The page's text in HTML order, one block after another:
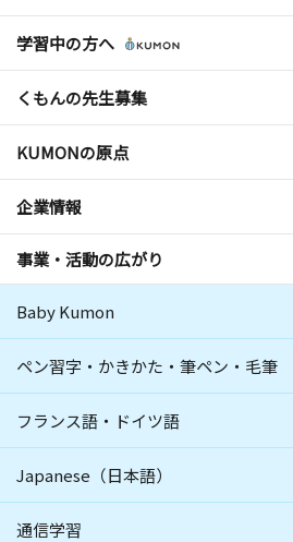
学習中の方へ
くもんの先生募集
KUMONの原点
企業情報
事業・活動の広がり
Baby Kumon
ペン習字・かきかた・筆ペン・毛筆
フランス語・ドイツ語
Japanese（日本語）
通信学習